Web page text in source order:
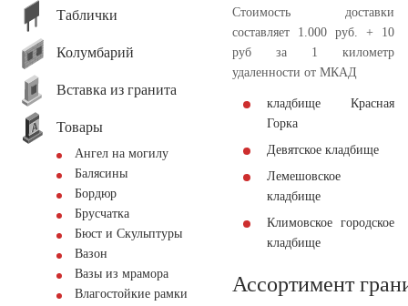
Таблички
Колумбарий
Вставка из гранита
Товары
Ангел на могилу
Балясины
Бордюр
Брусчатка
Бюст и Скульптуры
Вазон
Вазы из мрамора
Влагостойкие рамки
Стоимость доставки
составляет 1.000 руб. + 10
руб за 1 километр
удаленности от МКАД
кладбище Красная
Горка
Девятское кладбище
Лемешовское
кладбище
Климовское городское
кладбище
Ассортимент